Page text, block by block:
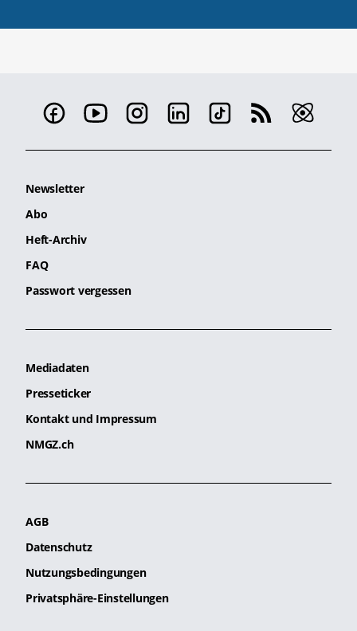
Newsletter
Abo
Heft-Archiv
FAQ
Passwort vergessen
Mediadaten
Presseticker
Kontakt und Impressum
NMGZ.ch
AGB
Datenschutz
Nutzungsbedingungen
Privatsphäre-Einstellungen